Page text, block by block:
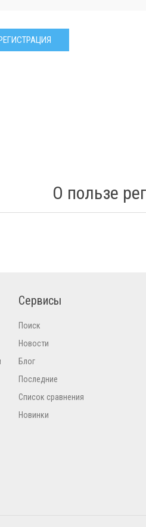
О пользе
Сервисы
Поиск
Новости
Блог
Последние
Список сравнения
Новинки